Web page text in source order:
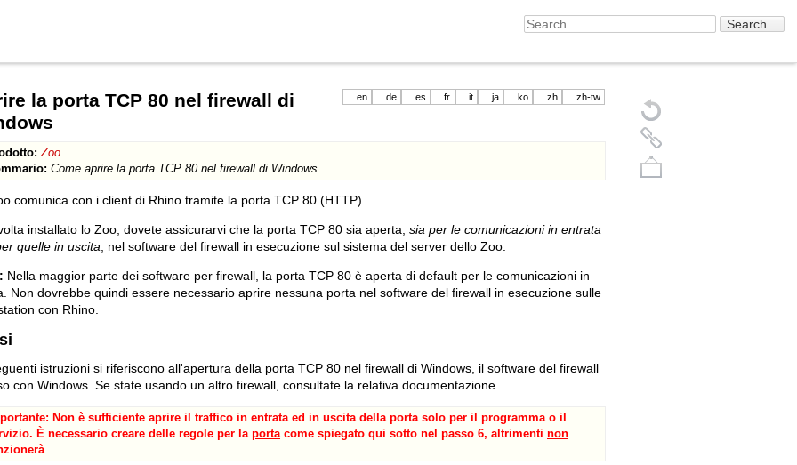
en de es fr it ja ko zh zh-tw
la porta TCP 80 nel firewall di
Zoo
Come aprire la porta TCP 80 nel firewall di Windows
comunica con i client di Rhino tramite la porta TCP 80 (HTTP).
installato lo Zoo, dovete assicurarvi che la porta TCP 80 sia aperta, sia per le comunicazioni in entrata
quelle in uscita , nel software del firewall in esecuzione sul sistema del server dello Zoo.
Nella maggior parte dei software per firewall, la porta TCP 80 è aperta di default per le comunicazioni in
Non dovrebbe quindi essere necessario aprire nessuna porta nel software del firewall in esecuzione sulle
con Rhino.
istruzioni si riferiscono all'apertura della porta TCP 80 nel firewall di Windows, il software del firewall
con Windows. Se state usando un altro firewall, consultate la relativa documentazione.
Non è sufficiente aprire il traffico in entrata ed in uscita della porta solo per il programma o il
È necessario creare delle regole per laportacome spiegato qui sotto nel passo 6, altrimentinon
.